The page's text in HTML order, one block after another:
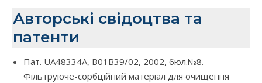
Авторські свідоцтва та
патенти
Пат. UA48334A, B01В39/02, 2002, бюл.№8.
Фільтруюче-сорбційний матеріал для очищення